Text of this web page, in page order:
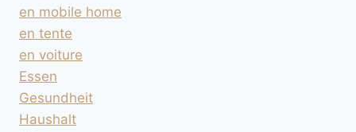
en mobile home
en tente
en voiture
Essen
Gesundheit
Haushalt